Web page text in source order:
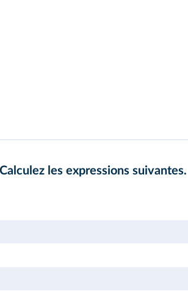
Calculez les expressions suivantes.